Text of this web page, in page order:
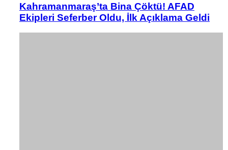
Kahramanmaraş’ta Bina Çöktü! AFAD
Ekipleri Seferber Oldu, İlk Açıklama Geldi